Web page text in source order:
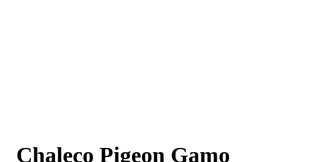
Chaleco Pigeon Gamo